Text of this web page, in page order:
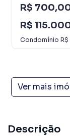
R$
R$
Condomínio
Ver mais
Descrição